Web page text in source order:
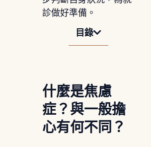
診做好準備。
目錄
什麼是焦慮
症？與一般擔
心有何不同？